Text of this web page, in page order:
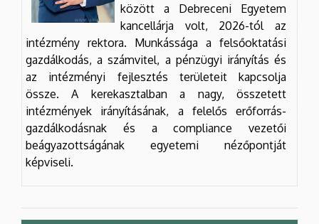
között a Debreceni Egyetem
kancellárja volt, 2026-tól az
intézmény rektora. Munkássága a felsőoktatási
gazdálkodás, a számvitel, a pénzügyi irányítás és
az intézményi fejlesztés területeit kapcsolja
össze. A kerekasztalban a nagy, összetett
intézmények irányításának, a felelős erőforrás-
gazdálkodásnak és a compliance vezetői
beágyazottságának egyetemi nézőpontját
képviseli.